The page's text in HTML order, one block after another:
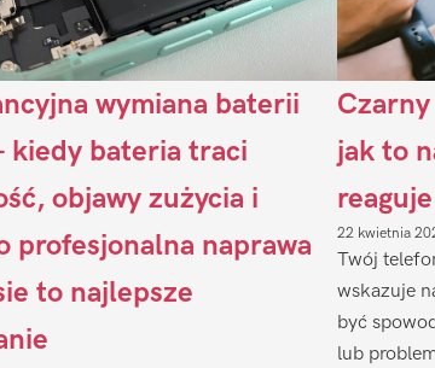
wymiana baterii
kiedy bateria traci
objawy zużycia i
profesjonalna naprawa
to najlepsze
jak to
22 kwietnia
Twój
wskazuje
być
lub